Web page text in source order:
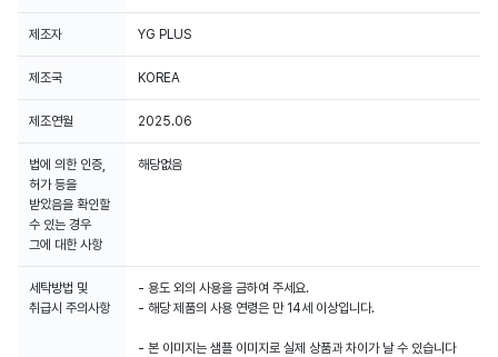
제조자 YG PLUS
제조국 KOREA
제조연월 2025.06
법에 의한 인증,
허가 등을
받았음을 확인할
수 있는 경우
그에 대한 사항
해당없음
세탁방법 및
취급시 주의사항
- 용도 외의 사용을 금하여 주세요.
- 해당 제품의 사용 연령은 만 14세 이상입니다.
- 본 이미지는 샘플 이미지로 실제 상품과 차이가 날 수 있습니다